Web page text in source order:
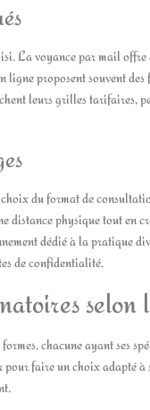
La voyance par mail offre
ligne proposent souvent
leurs grilles tarifaires,
du format de
distance physique tout en
dédié à la pratique
de confidentialité.
selon
chacune ayant ses
faire un choix adapté à